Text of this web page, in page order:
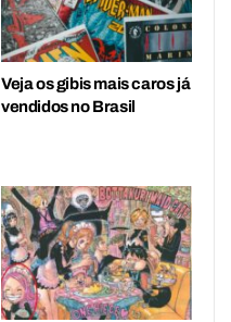
Veja os gibis mais caros já
vendidos no Brasil